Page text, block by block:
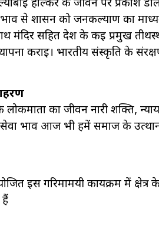
होल्कर के जीवन पर प्रकाश
से शासन को जनकल्याण का
मंदिर सहित देश के कई प्रमुख
कराई। भारतीय संस्कृति के
लोकमाता का जीवन नारी शक्ति,
भाव आज भी हमें समाज के
इस गरिमामयी कार्यक्रम में